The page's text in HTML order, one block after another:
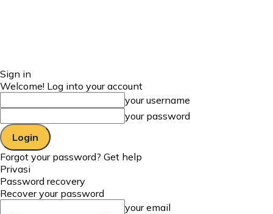
Sign in
Welcome! Log into your account
your username
your password
Forgot your password? Get help
Privasi
Password recovery
Recover your password
your email